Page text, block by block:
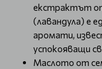
екстрактът
(лавандула) е
аромати,
успокояващи
Маслото от